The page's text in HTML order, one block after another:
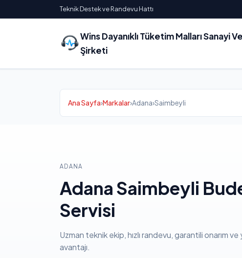
Teknik Destek ve Randevu Hattı
Wins Dayanıklı Tüketim Malları Sanayi
Şirketi
Ana Sayfa›Markalar›Adana›Saimbeyli
ADANA
Adana Saimbeyli
Servisi
Uzman teknik ekip, hızlı randevu, garantili onarım
avantajı.